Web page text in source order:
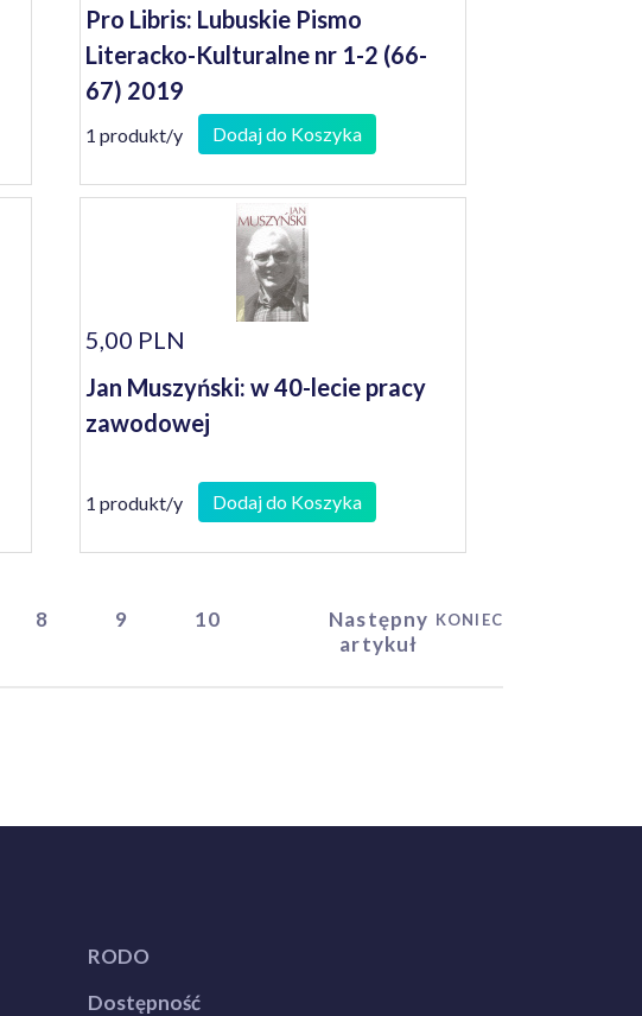
Pro Libris: Lubuskie Pismo
Literacko-Kulturalne nr 1-2 (66-
67) 2019
1 produkt/y Dodaj do Koszyka
5,00 PLN
Jan Muszyński: w 40-lecie pracy
zawodowej
1 produkt/y Dodaj do Koszyka
8 9 10
Następny
artykuł
KONIEC
RODO
Dostępność